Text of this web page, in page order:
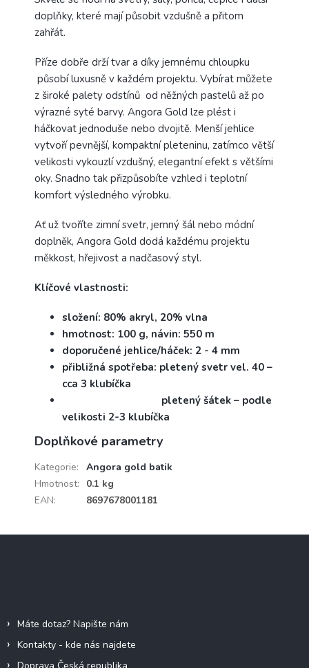
doplňky, které mají působit vzdušně a přitom
zahřát.
Příze dobře drží tvar a díky jemnému chloupku
působí luxusně v každém projektu. Vybírat můžete
z široké palety odstínů od něžných pastelů až po
výrazné syté barvy. Angora Gold lze plést i
háčkovat jednoduše nebo dvojitě. Menší jehlice
vytvoří pevnější, kompaktní pleteninu, zatímco větší
velikosti vykouzlí vzdušný, elegantní efekt s většími
oky. Snadno tak přizpůsobíte vzhled i teplotní
komfort výsledného výrobku.
Ať už tvoříte zimní svetr, jemný šál nebo módní
doplněk, Angora Gold dodá každému projektu
měkkost, hřejivost a nadčasový styl.
Klíčové vlastnosti:
složení: 80% akryl, 20% vlna
hmotnost: 100 g, návin: 550 m
doporučené jehlice/háček: 2 - 4 mm
přibližná spotřeba: pletený svetr vel. 40 –
cca 3 klubíčka
pletený šátek – podle
velikosti 2-3 klubíčka
Doplňkové parametry
Kategorie:
Angora gold batik
Hmotnost:
0.1 kg
EAN: 8697678001181
Máte dotaz? Napište nám
Kontakty - kde nás najdete
Doprava Česká republika